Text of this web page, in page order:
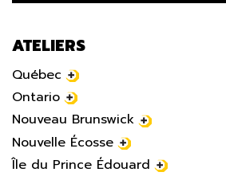
ATELIERS
Québec
Ontario
Nouveau Brunswick
Nouvelle Écosse
Île du Prince Édouard